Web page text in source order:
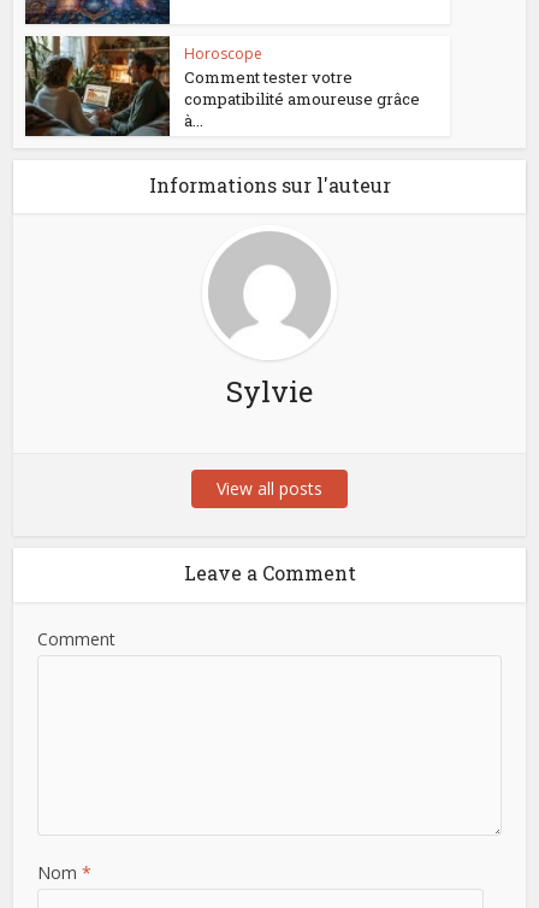
Horoscope
Comment tester votre
compatibilité amoureuse grâce
à...
Informations sur l'auteur
Sylvie
View all posts
Leave a Comment
Comment
Nom*